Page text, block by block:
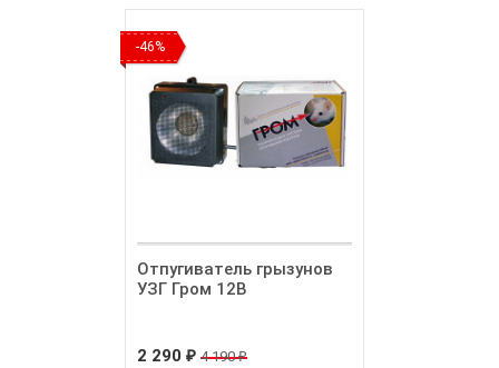
-46%
Отпугиватель грызунов
УЗГ Гром 12В
2 290 ₽ 4 190₽